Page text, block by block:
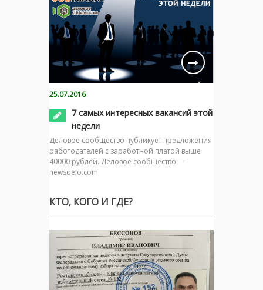
25.07.2016
7 самых интересных вакансий этой
недели
Деловое сообщество публикует предложения
работодателей с заработной платой выше
40000 рублей. Деловое сообщество —
newsdelo.com
КТО, КОГО И ГДЕ?